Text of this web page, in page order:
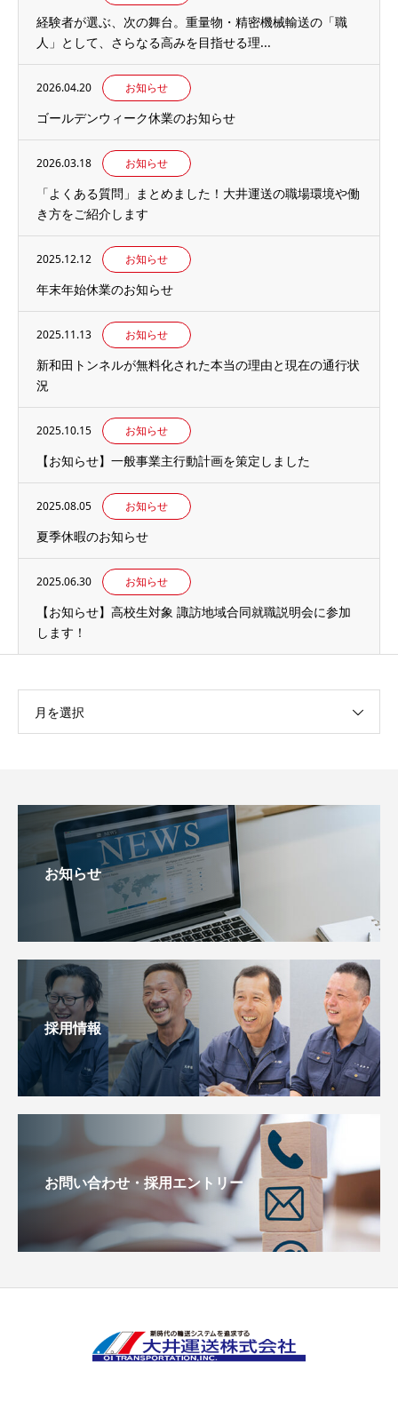
経験者が選ぶ、次の舞台。重量物・精密機械輸送の「職
人」として、さらなる高みを目指せる理...
2026.04.20 お知らせ
ゴールデンウィーク休業のお知らせ
2026.03.18 お知らせ
「よくある質問」まとめました！大井運送の職場環境や働
き方をご紹介します
2025.12.12 お知らせ
年末年始休業のお知らせ
2025.11.13 お知らせ
新和田トンネルが無料化された本当の理由と現在の通行状
況
2025.10.15 お知らせ
【お知らせ】一般事業主行動計画を策定しました
2025.08.05 お知らせ
夏季休暇のお知らせ
2025.06.30 お知らせ
【お知らせ】高校生対象 諏訪地域合同就職説明会に参加
します！
月を選択
お知らせ
採用情報
お問い合わせ・採用エントリー